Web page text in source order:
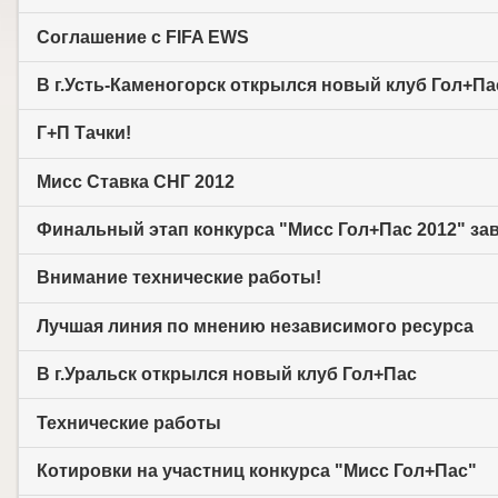
Соглашение с FIFA EWS
В г.Усть-Каменогорск открылся новый клуб
Г+П Тачки!
Мисс Cтавка СНГ 2012
Финальный этап конкурса "Мисс Гол+Пас 2012"
Внимание технические работы!
Лучшая линия по мнению независимого ресурса
В г.Уральск открылся новый клуб Гол+Пас
Технические работы
Котировки на участниц конкурса "Мисс Гол+Пас"